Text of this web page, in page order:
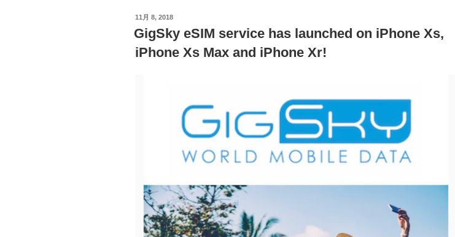
ク
の
通
し
に
契
約
投
日:
11月 8, 2018
GigSky eSIM service has launched on iPhone Xs,
iPhone Xs Max and iPhone Xr!